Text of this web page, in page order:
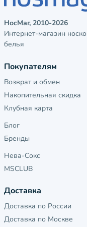
НосМаг, 2010-2026
Интернет-магазин
белья
Покупателям
Возврат и обмен
Накопительная скидка
Клубная карта
Блог
Бренды
Нева-Сокс
MSCLUB
Доставка
Доставка по России
Доставка по Москве